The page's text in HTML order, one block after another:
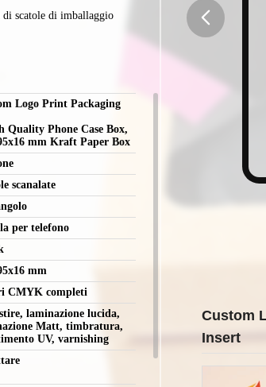
di scatole di imballaggio
Logo Print Packaging
Quality Phone Case Box,
mm Kraft Paper Box
scanalate
per telefono
mm
CMYK completi
laminazione lucida,
Matt, timbratura,
UV, varnishing
Custom
Insert